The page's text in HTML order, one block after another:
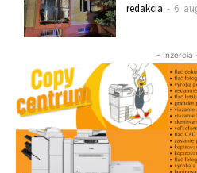
redakcia - 6.
- Inzercia